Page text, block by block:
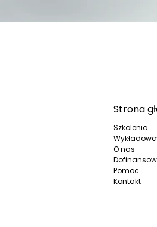
Strona
Szkolenia
O nas
Pomoc
Kontakt